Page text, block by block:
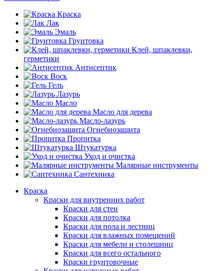
Краска
Лак
Эмаль
Грунтовка
Клей, шпаклевки,
герметики
Антисептик
Воск
Гель
Лазурь
Масло
Масло для дерева
Масло-лазурь
Огнебиозащита
Пропитка
Штукатурка
Уход и очистка
Малярные инструменты
Сантехника
Краска
Краски для внутренних работ
Краски для стен
Краски для потолка
Краски для пола и лестниц
Краски для влажных помещений
Краски для мебели и столешниц
Краски для всего остального
Краски грунтовочные